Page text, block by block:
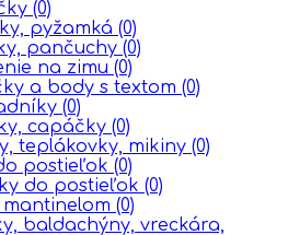
(0)
pyžamká (0)
pančuchy (0)
na zimu (0)
a body s textom (0)
(0)
capáčky (0)
teplákovky, mikiny (0)
postieľok (0)
do postieľok (0)
mantinelom (0)
baldachýny, vreckára,